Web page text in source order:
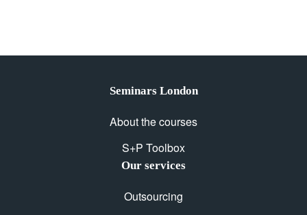
Seminars London
About the courses
S+P Toolbox
Our services
Outsourcing